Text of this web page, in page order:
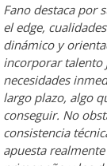
Fano destaca por
el edge,
dinámico y
incorporar talento
necesidades
largo plazo, algo
conseguir. No
consistencia
apuesta